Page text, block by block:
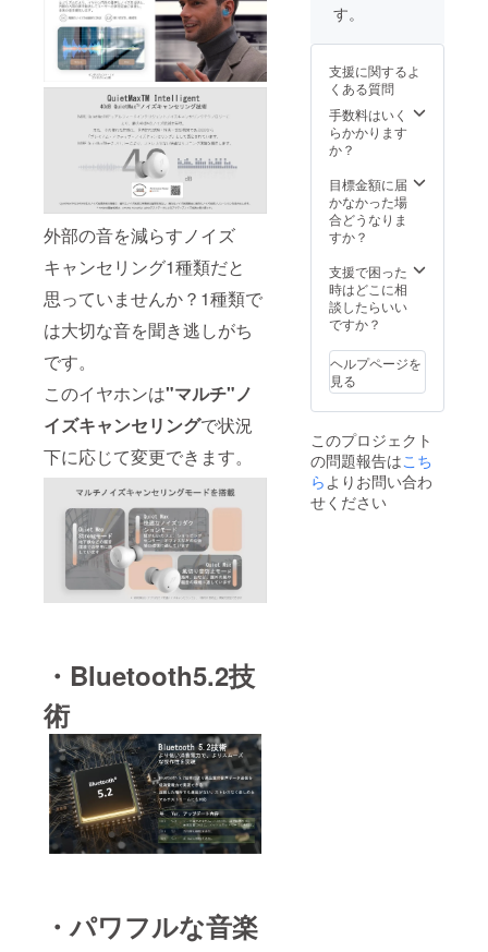
外部の音を減らすノイズ
キャンセリング1種類だと
思っていませんか？1種類で
は大切な音を聞き逃しがち
です。
このイヤホンは"マルチ"ノ
イズキャンセリングで状況
下に応じて変更できます。
・Bluetooth5.2技
術
・パワフルな音楽
む多言
応）×1
す。
支援に関するよ
くある質問
手数料はいく
らかかります
か？
目標金額に届
かなかった場
合どうなりま
すか？
支援で困った
時はどこに相
談したらいい
ですか？
ヘルプページを
見る
このプロジェクト
の問題報告はこち
ら よりお問い合わ
せください